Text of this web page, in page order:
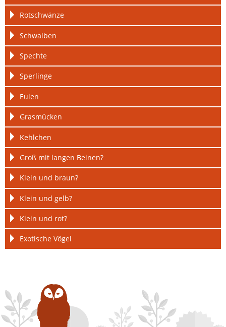
Rotschwänze
Schwalben
Spechte
Sperlinge
Eulen
Grasmücken
Kehlchen
Groß mit langen Beinen?
Klein und braun?
Klein und gelb?
Klein und rot?
Exotische Vögel